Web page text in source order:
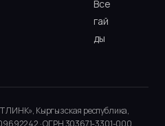
Все
гай
ды
ЛИНК», Кыргызская республика,
· ОГРН 303671-3301-000